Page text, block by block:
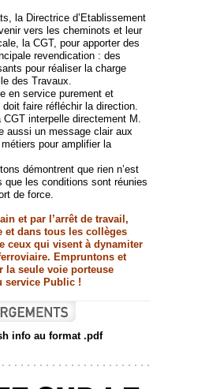
la Directrice d’Etablissement
vers les cheminots et leur
la CGT, pour apporter des
revendication : des
pour réaliser la charge
des Travaux.
en service purement et
faire réfléchir la direction.
interpelle directement M.
aussi un message clair aux
pour amplifier la
démontrent que rien n’est
que les conditions sont réunies
de force.
et par l’arrêt de travail,
et dans tous les collèges
ceux qui visent à dynamiter
Empruntons et
la seule voie porteuse
service Public !
info au format .pdf